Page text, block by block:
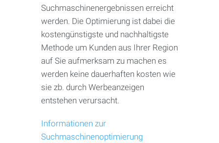
Suchmaschinenergebnissen erreicht
werden. Die Optimierung ist dabei die
kostengünstigste und nachhaltigste
Methode um Kunden aus Ihrer Region
auf Sie aufmerksam zu machen es
werden keine dauerhaften kosten wie
sie zb. durch Werbeanzeigen
entstehen verursacht.
Informationen zur
Suchmaschinenoptimierung